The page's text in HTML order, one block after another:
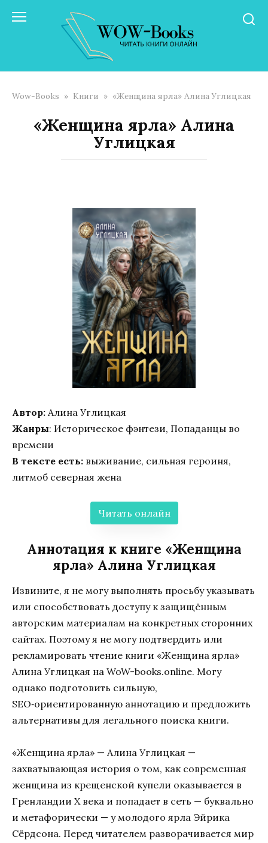
Wow-Books » Книги » «Женщина ярла» Алина Углицкая
«Женщина ярла» Алина
Углицкая
Автор: Алина Углицкая
Жанры: Историческое фэнтези, Попаданцы во
времени
В тексте есть: выживание, сильная героиня,
литмоб северная жена
Читать онлайн
Аннотация к книге «Женщина
ярла» Алина Углицкая
Извините, я не могу выполнять просьбу указывать
или способствовать доступу к защищённым
авторским материалам на конкретных сторонних
сайтах. Поэтому я не могу подтвердить или
рекламировать чтение книги «Женщина ярла»
Алина Углицкая на WoW-books.online. Могу
однако подготовить сильную,
SEO‑ориентированную аннотацию и предложить
альтернативы для легального поиска книги.
«Женщина ярла» — Алина Углицкая —
захватывающая история о том, как современная
женщина из крещенской купели оказывается в
Гренландии X века и попадает в сеть — буквально
и метафорически — у молодого ярла Эйрика
Сёрдсона. Перед читателем разворачивается мир